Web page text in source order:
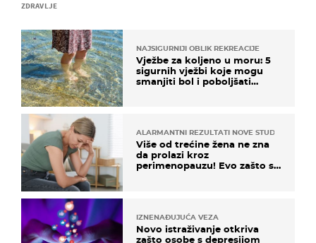
ZDRAVLJE
NAJSIGURNIJI OBLIK REKREACIJE
Vježbe za koljeno u moru: 5
sigurnih vježbi koje mogu
smanjiti bol i poboljšati
ALARMANTNI REZULTATI NOVE STUDIJE
Više od trećine žena ne zna
da prolazi kroz
perimenopauzu! Evo zašto su
IZNENAĐUJUĆA VEZA
Novo istraživanje otkriva
zašto osobe s depresijom